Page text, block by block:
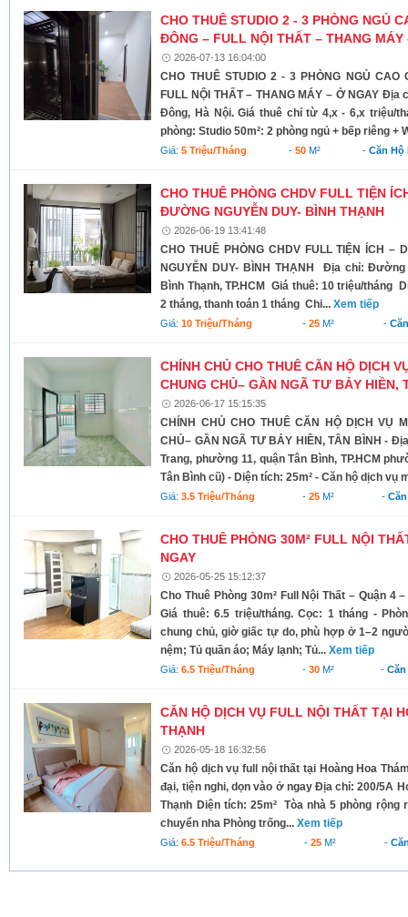
CHO THUÊ STUDIO 2 - 3 PHÒNG NGỦ
ĐÔNG – FULL NỘI THẤT – THANG MÁY
2026-07-13 16:04:00
CHO THUÊ STUDIO 2 - 3 PHÒNG NGỦ
FULL NỘI THẤT – THANG MÁY – Ở NGAY Địa
Đông, Hà Nội. Giá thuê chỉ từ 4,x - 6,x triệu/
phòng: Studio 50m²: 2 phòng ngủ + bếp riêng +
Giá:5 Triệu/tháng -50 M² - Căn Hộ
CHO THUÊ PHÒNG CHDV FULL TIỆN
ĐƯỜNG NGUYỄN DUY- BÌNH THẠNH
2026-06-19 13:41:48
CHO THUÊ PHÒNG CHDV FULL TIỆN ÍCH –
NGUYỄN DUY- BÌNH THẠNH Địa chỉ:
Bình Thạnh, TP.HCM Giá thuê: 10 triệu/tháng
2 tháng, thanh toán 1 tháng Chi...Xem tiếp
Giá:10 Triệu/tháng - 25M² -
CHÍNH CHỦ CHO THUÊ CĂN HỘ DỊCH
CHUNG CHỦ– GẦN NGÃ TƯ BẢY HIỀN,
2026-06-17 15:15:35
CHÍNH CHỦ CHO THUÊ CĂN HỘ DỊCH VỤ
CHỦ– GẦN NGÃ TƯ BẢY HIỀN, TÂN BÌNH -
Trang, phường 11, quận Tân Bình, TP.HCM
Tân Bình cũ) - Diện tích: 25m² - Căn hộ dịch vụ
Giá:3.5 Triệu/tháng -25 M² -
CHO THUÊ PHÒNG 30M² FULL NỘI
NGAY
2026-05-25 15:12:37
Cho Thuê Phòng 30m² Full Nội Thất – Quận 4
Giá thuê: 6.5 triệu/tháng. Cọc: 1 tháng -
chung chủ, giờ giấc tự do, phù hợp ở 1–2
nệm; Tủ quần áo; Máy lạnh; Tủ...Xem tiếp
Giá:6.5 Triệu/tháng - 30M² -
CĂN HỘ DỊCH VỤ FULL NỘI THẤT TẠI
THẠNH
2026-05-18 16:32:56
Căn hộ dịch vụ full nội thất tại Hoàng Hoa
đại, tiện nghi, dọn vào ở ngay Địa chỉ: 200/5A
Thạnh Diện tích: 25m² Tòa nhà 5 phòng rộng
chuyển nha Phòng trống...Xem tiếp
Giá:6.5 Triệu/tháng - 25M² -